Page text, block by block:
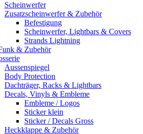
Scheinwerfer
Zusatzscheinwerfer & Zubehör
Befestigung
Scheinwerfer, Lightbars & Covers
Strands Lightning
& Zubehör
Aussenspiegel
Body Protection
Dachträger, Racks & Lightbars
Decals, Vinyls & Embleme
Embleme / Logos
Sticker klein
Sticker / Decals Gross
Heckklappe & Zubehör